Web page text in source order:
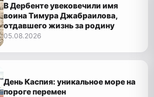
В Дербенте увековечили имя
воина Тимура Джабраилова,
отдавшего жизнь за родину
05.08.2026
День Каспия: уникальное море на
пороге перемен